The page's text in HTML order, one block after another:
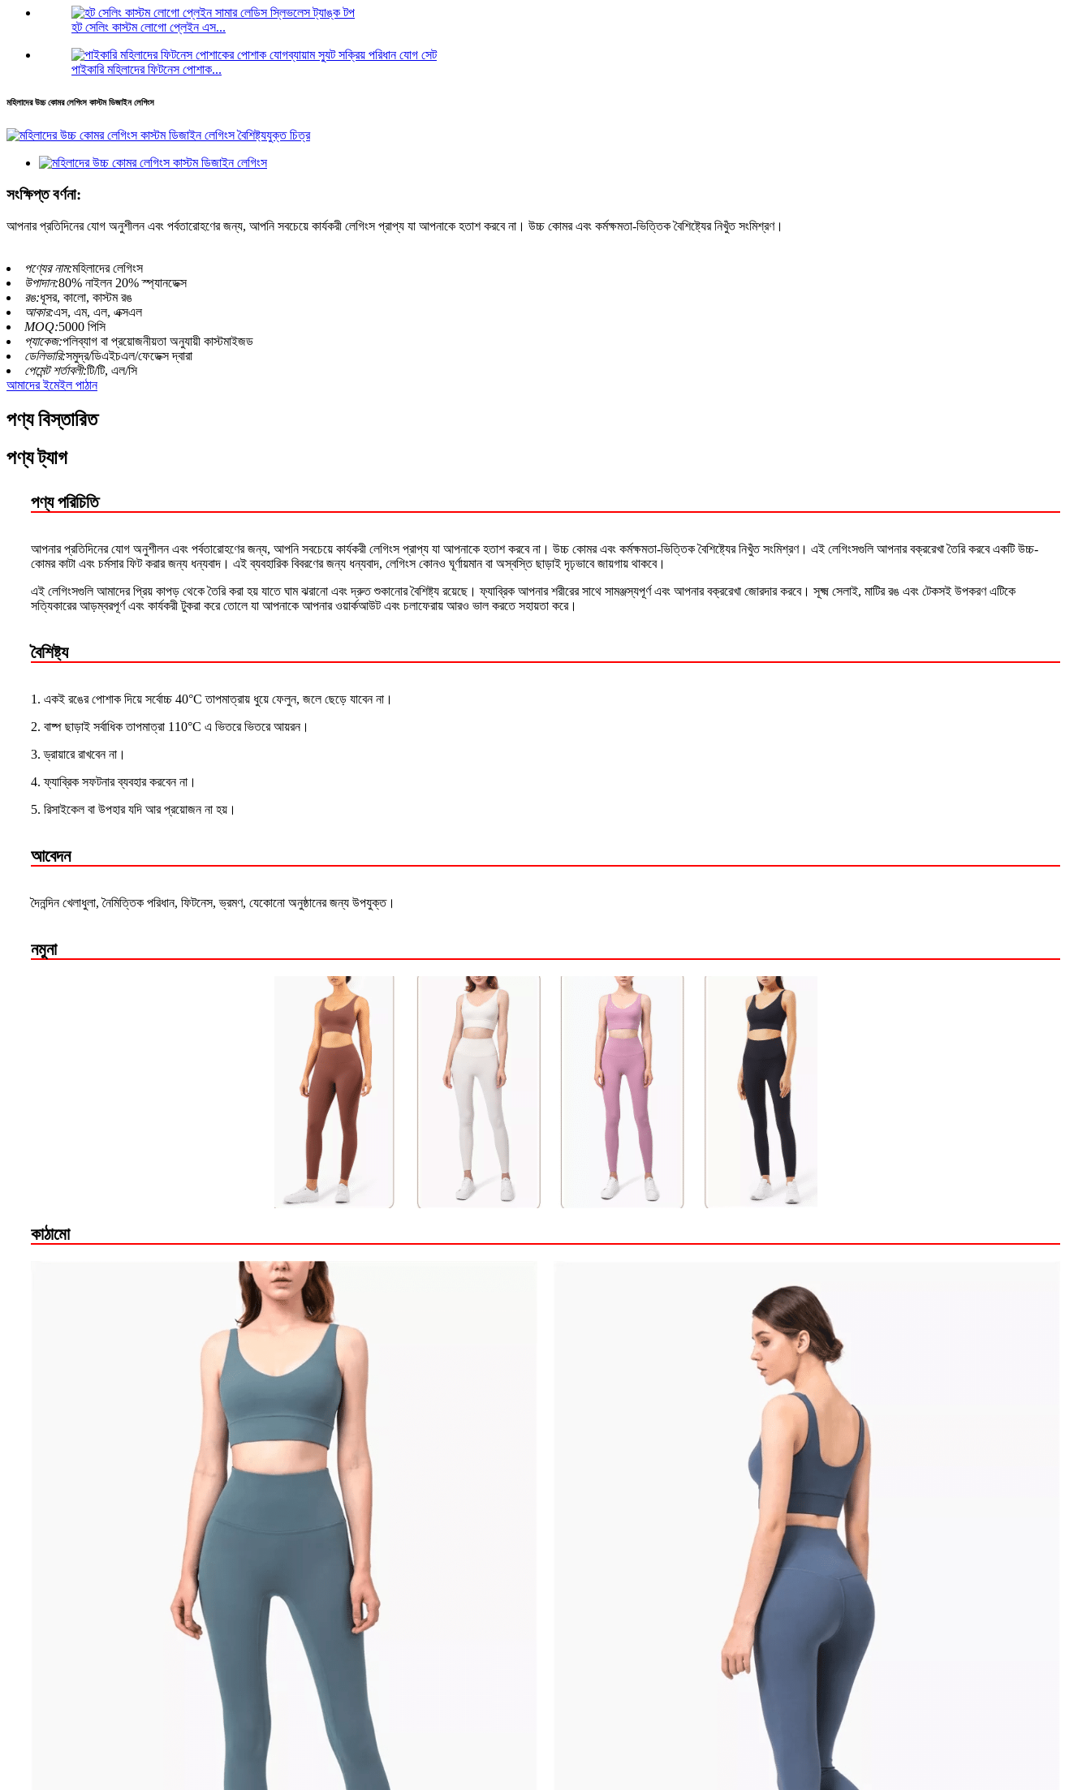
হট সেলিং কাস্টম লোগো প্লেইন এস...
পাইকারি মহিলাদের ফিটনেস পোশাক...
মহিলাদের উচ্চ কোমর লেগিংস কাস্টম ডিজাইন লেগিংস
সংক্ষিপ্ত বর্ণনা:
আপনার প্রতিদিনের যোগ অনুশীলন এবং পর্বতারোহণের জন্য, আপনি সবচেয়ে কার্যকরী লেগিংস প্রাপ্য যা আপনাকে হতাশ করবে না। উচ্চ কোমর এবং কর্মক্ষমতা-ভিত্তিক বৈশিষ্ট্যের নিখুঁত সংমিশ্রণ।
পণ্যের নাম:মহিলাদের লেগিংস
উপাদান:80% নাইলন 20% স্প্যানডেক্স
রঙ:ধূসর, কালো, কাস্টম রঙ
আকার:এস, এম, এল, এক্সএল
MOQ:5000 পিসি
প্যাকেজ:পলিব্যাগ বা প্রয়োজনীয়তা অনুযায়ী কাস্টমাইজড
ডেলিভারি:সমুদ্র/ডিএইচএল/ফেডেক্স দ্বারা
পেমেন্ট শর্তাবলী:টি/টি, এল/সি
আমাদের ইমেইল পাঠান
পণ্য বিস্তারিত
পণ্য ট্যাগ
পণ্য পরিচিতি
আপনার প্রতিদিনের যোগ অনুশীলন এবং পর্বতারোহণের জন্য, আপনি সবচেয়ে কার্যকরী লেগিংস প্রাপ্য যা আপনাকে হতাশ করবে না। উচ্চ কোমর এবং কর্মক্ষমতা-ভিত্তিক বৈশিষ্ট্যের নিখুঁত সংমিশ্রণ। এই লেগিংসগুলি আপনার বক্ররেখা তৈরি করবে একটি উচ্চ-
কোমর কাটা এবং চর্মসার ফিট করার জন্য ধন্যবাদ। এই ব্যবহারিক বিবরণের জন্য ধন্যবাদ, লেগিংস কোনও ঘূর্ণায়মান বা অস্বস্তি ছাড়াই দৃঢ়ভাবে জায়গায় থাকবে।
এই লেগিংসগুলি আমাদের প্রিয় কাপড় থেকে তৈরি করা হয় যাতে ঘাম ঝরানো এবং দ্রুত শুকানোর বৈশিষ্ট্য রয়েছে। ফ্যাব্রিক আপনার শরীরের সাথে সামঞ্জস্যপূর্ণ এবং আপনার বক্ররেখা জোরদার করবে। সূক্ষ্ম সেলাই, মাটির রঙ এবং টেকসই উপকরণ এটিকে
সত্যিকারের আড়ম্বরপূর্ণ এবং কার্যকরী টুকরা করে তোলে যা আপনাকে আপনার ওয়ার্কআউট এবং চলাফেরায় আরও ভাল করতে সহায়তা করে।
বৈশিষ্ট্য
1. একই রঙের পোশাক দিয়ে সর্বোচ্চ 40°C তাপমাত্রায় ধুয়ে ফেলুন, জলে ছেড়ে যাবেন না।
2. বাষ্প ছাড়াই সর্বাধিক তাপমাত্রা 110°C এ ভিতরে ভিতরে আয়রন।
3. ড্রায়ারে রাখবেন না।
4. ফ্যাব্রিক সফটনার ব্যবহার করবেন না।
5. রিসাইকেল বা উপহার যদি আর প্রয়োজন না হয়।
আবেদন
দৈনন্দিন খেলাধুলা, নৈমিত্তিক পরিধান, ফিটনেস, ভ্রমণ, যেকোনো অনুষ্ঠানের জন্য উপযুক্ত।
নমুনা
কাঠামো